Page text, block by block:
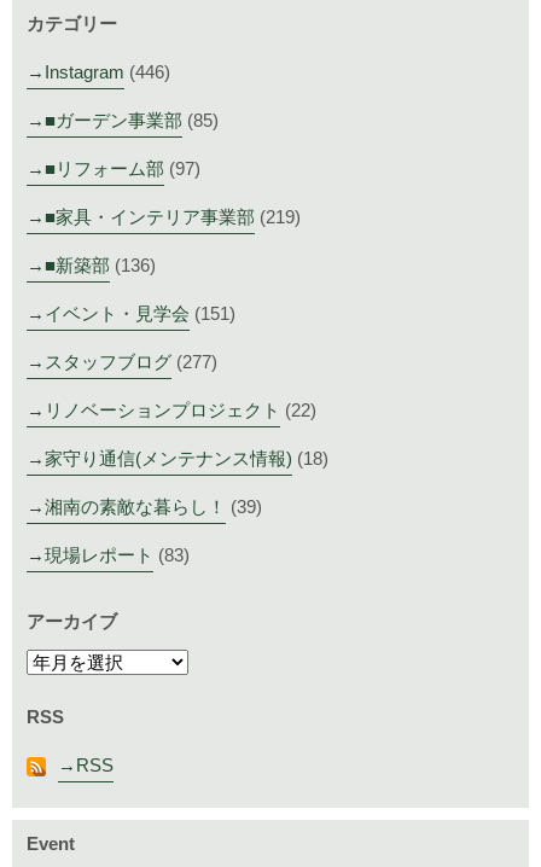
カテゴリー
Instagram (446)
■ガーデン事業部 (85)
■リフォーム部 (97)
■家具・インテリア事業部 (219)
■新築部 (136)
イベント・見学会 (151)
スタッフブログ (277)
リノベーションプロジェクト (22)
家守り通信(メンテナンス情報) (18)
湘南の素敵な暮らし！ (39)
現場レポート (83)
アーカイブ
RSS
RSS
Event